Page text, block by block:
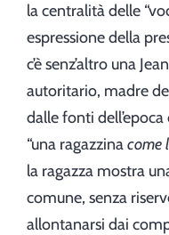
la centralità delle
espressione della
c’è senz’altro una
autoritario, madre
dalle fonti
“una ragazzinacome
la ragazza mostra
comune, senza
allontanarsi dai